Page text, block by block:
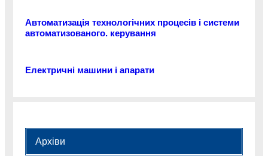
Автоматизація технологічних процесів і системи
автоматизованого. керування
Електричні машини і апарати
Архіви